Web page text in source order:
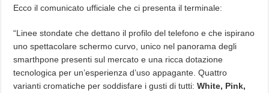
Ecco il comunicato ufficiale che ci presenta il terminale:
“Linee stondate che dettano il profilo del telefono e che ispirano
uno spettacolare schermo curvo, unico nel panorama degli
smarthpone presenti sul mercato e una ricca dotazione
tecnologica per un’esperienza d’uso appagante. Quattro
varianti cromatiche per soddisfare i gusti di tutti:White, Pink,